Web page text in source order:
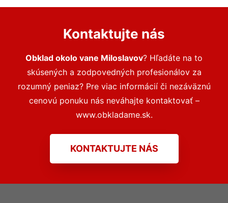
Kontaktujte nás
Obklad okolo vane Miloslavov? Hľadáte na to
skúsených a zodpovedných profesionálov za
rozumný peniaz? Pre viac informácií či nezáväznú
cenovú ponuku nás neváhajte kontaktovať –
www.obkladame.sk.
KONTAKTUJTE NÁS